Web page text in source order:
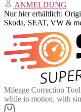
ANMELDUNG
Nur hier erhältlich:
Skoda, SEAT, VW &
Mileage Correction
while in motion, with